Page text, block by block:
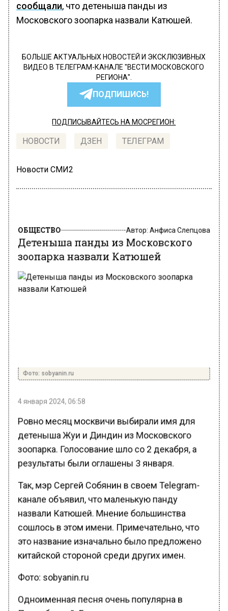
сообщали, что детеныша панды из
Московского зоопарка назвали Катюшей.
БОЛЬШЕ АКТУАЛЬНЫХ НОВОСТЕЙ И ЭКСКЛЮЗИВНЫХ
ВИДЕО В ТЕЛЕГРАМ-КАНАЛЕ "ВЕСТИ МОСКОВСКОГО
РЕГИОНА".
ПОДПИШИСЬ!
ПОДПИСЫВАЙТЕСЬ НА МОСРЕГИОН:
НОВОСТИ ДЗЕН ТЕЛЕГРАМ
Новости СМИ2
Детеныша панды из Московского
зоопарка назвали Катюшей
4 января 2024, 06:58
Ровно месяц москвичи выбирали имя для
детеныша Жуи и Диндин из Московского
зоопарка. Голосование шло со 2 декабря, а
результаты были оглашены 3 января.
Так, мэр Сергей Собянин в своем Telegram-
канале объявил, что маленькую панду
назвали Катюшей. Мнение большинства
сошлось в этом имени. Примечательно, что
это название изначально было предложено
китайской стороной среди других имен.
Фото: sobyanin.ru
Одноименная песня очень популярна в